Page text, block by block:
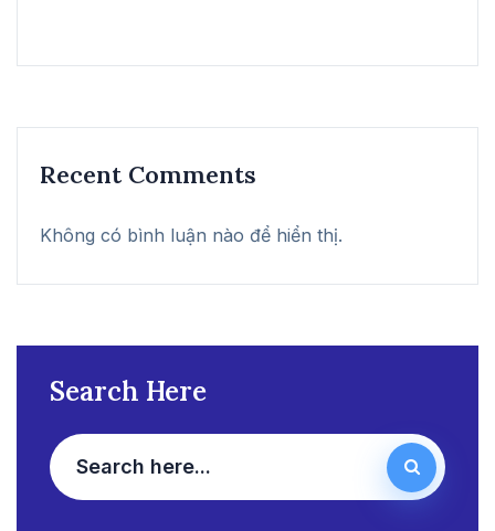
Recent Comments
Không có bình luận nào để hiển thị.
Search Here